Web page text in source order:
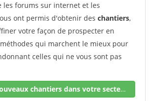
les forums sur internet et les
ont permis d'obtenir des chantiers,
votre façon de prospecter en
qui marchent le mieux pour
celles qui ne vous sont pas
Trouver de nouveaux chantiers dans votre secteur !